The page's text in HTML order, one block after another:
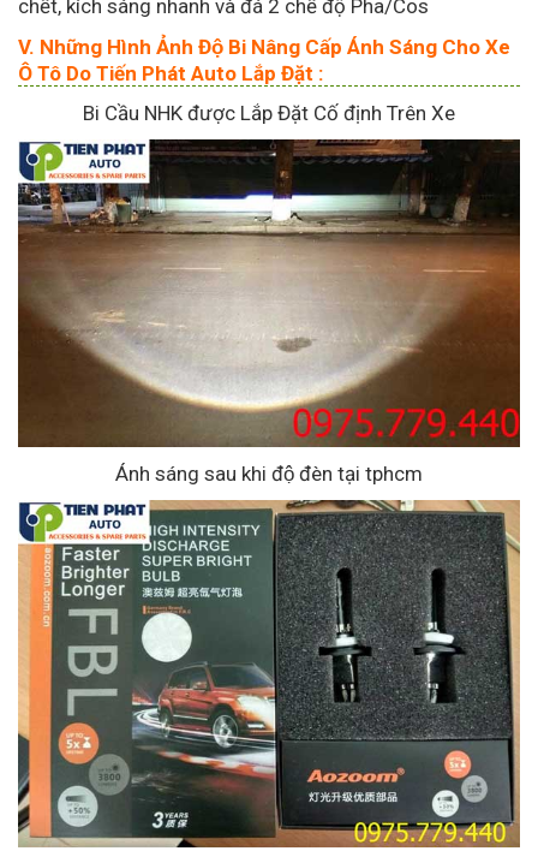
chết, kích sáng nhanh và đá 2 chế độ Pha/Cos
V. Những Hình Ảnh Độ Bi Nâng Cấp Ánh Sáng Cho Xe
Ô Tô Do Tiến Phát Auto Lắp Đặt :
Bi Cầu NHK được Lắp Đặt Cố định Trên Xe
Ánh sáng sau khi độ đèn tại tphcm